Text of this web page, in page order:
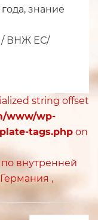
знание
/ ВНЖ ЕС/
string offset
www/wp-
tags.php on
внутренней
,